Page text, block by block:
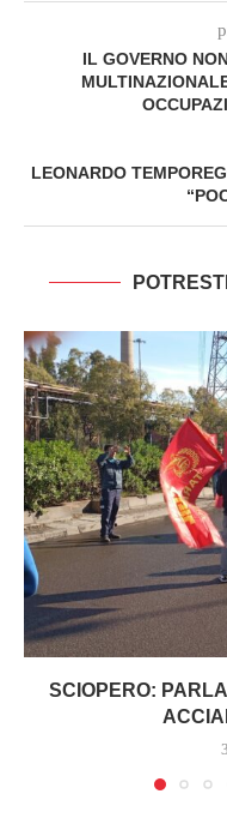
IL GOVERNO
LEONARDO
SCIOPERO: